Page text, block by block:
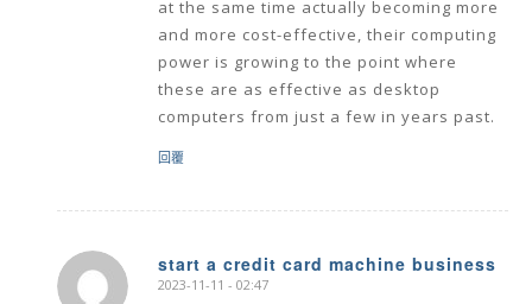
at the same time actually becoming more
and more cost-effective, their computing
power is growing to the point where
these are as effective as desktop
computers from just a few in years past.
回覆
start a credit card machine business
says:
2023-11-11 - 02:47